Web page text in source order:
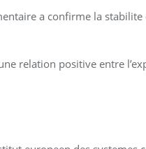
a confirme la stabilite
relation positive entre